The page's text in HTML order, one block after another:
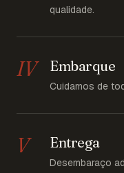
qualidade.
IV Embarque
Cuidamos de
V Entrega
Desembaraço